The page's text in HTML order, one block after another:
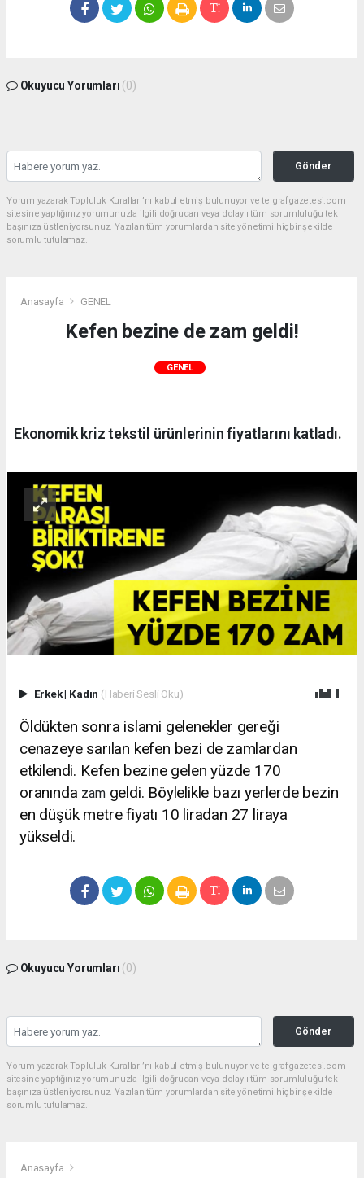
Okuyucu Yorumları (0)
Gönder
Yorum yazarak Topluluk Kuralları’nı kabul etmiş bulunuyor ve telgrafgazetesi.com
sitesine yaptığınız yorumunuzla ilgili doğrudan veya dolaylı tüm sorumluluğu tek
başınıza üstleniyorsunuz. Yazılan tüm yorumlardan site yönetimi hiçbir şekilde
sorumlu tutulamaz.
Anasayfa GENEL
Kefen bezine de zam geldi!
GENEL
Ekonomik kriz tekstil ürünlerinin fiyatlarını katladı.
Erkek| Kadın (Haberi Sesli Oku)
Öldükten sonra islami gelenekler gereği
cenazeye sarılan kefen bezi de zamlardan
etkilendi. Kefen bezine gelen yüzde 170
oranında zamgeldi. Böylelikle bazı yerlerde bezin
en düşük metre fiyatı 10 liradan 27 liraya
yükseldi.
Okuyucu Yorumları (0)
Gönder
Yorum yazarak Topluluk Kuralları’nı kabul etmiş bulunuyor ve telgrafgazetesi.com
sitesine yaptığınız yorumunuzla ilgili doğrudan veya dolaylı tüm sorumluluğu tek
başınıza üstleniyorsunuz. Yazılan tüm yorumlardan site yönetimi hiçbir şekilde
sorumlu tutulamaz.
Anasayfa